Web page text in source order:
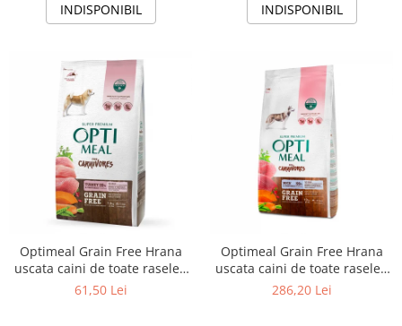
INDISPONIBIL INDISPONIBIL
Optimeal Grain Free Hrana
uscata caini de toate rasele -
Curcan si legume, 1,5kg
61,50 Lei
Optimeal Grain Free Hrana
uscata caini de toate rasele -
Rata si legume, 10kg
286,20 Lei